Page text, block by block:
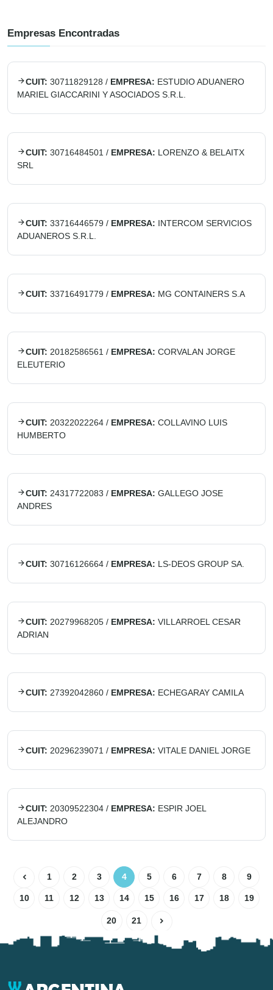
Empresas Encontradas
CUIT: 30711829128 / EMPRESA: ESTUDIO ADUANERO
MARIEL GIACCARINI Y ASOCIADOS S.R.L.
CUIT: 30716484501 / EMPRESA: LORENZO & BELAITX
SRL
CUIT: 33716446579 / EMPRESA: INTERCOM SERVICIOS
ADUANEROS S.R.L.
CUIT: 33716491779 / EMPRESA: MG CONTAINERS S.A
CUIT: 20182586561 / EMPRESA: CORVALAN JORGE
ELEUTERIO
CUIT: 20322022264 / EMPRESA: COLLAVINO LUIS
HUMBERTO
CUIT: 24317722083 / EMPRESA: GALLEGO JOSE
ANDRES
CUIT: 30716126664 / EMPRESA: LS-DEOS GROUP SA.
CUIT: 20279968205 / EMPRESA: VILLARROEL CESAR
ADRIAN
CUIT: 27392042860 / EMPRESA: ECHEGARAY CAMILA
CUIT: 20296239071 / EMPRESA: VITALE DANIEL JORGE
CUIT: 20309522304 / EMPRESA: ESPIR JOEL
ALEJANDRO
1 2 3 4 5 6 7 8 9
10 11 12 13 14 15 16 17 18 19
20 21